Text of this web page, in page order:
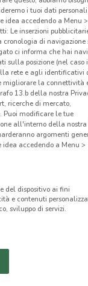
Eletto
Eletto
tramite una
ed essere
i tuoi dati
idea accedendo a Menu >
Le inserzioni
di navigazione
ci informa che hai
sulla posizione (nel caso
rete e agli identificativi
migliorare la connettività
13.b della nostra
ricerche di mercato,
Puoi modificare le tue
all'interno della nostra
argomenti
accedendo a Menu >
del dispositivo ai fini
e contenuti
sviluppo di servizi.